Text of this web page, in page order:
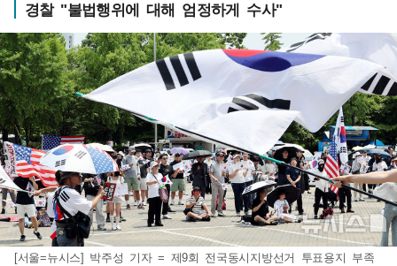
경찰 "불법행위에 대해 엄정하게 수사"
[서울=뉴시스] 박주성 기자 = 제9회 전국동시지방선거 투표용지 부족